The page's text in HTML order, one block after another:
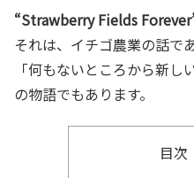
“Strawberry Fields
それは、イチゴ農業の話で
「何もないところから新
の物語でもあります。
目次